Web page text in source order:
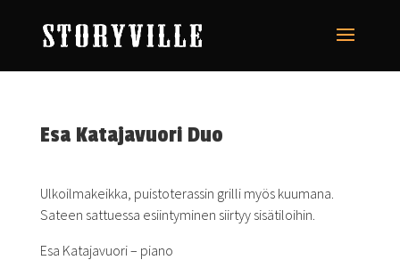
Esa Katajavuori Duo
Ulkoilmakeikka, puistoterassin grilli myös kuumana.
Sateen sattuessa esiintyminen siirtyy sisätiloihin.
Esa Katajavuori – piano